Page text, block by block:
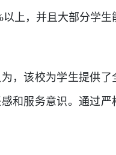
上，并且大部分学生
，该校为学生提供了
和服务意识。通过严